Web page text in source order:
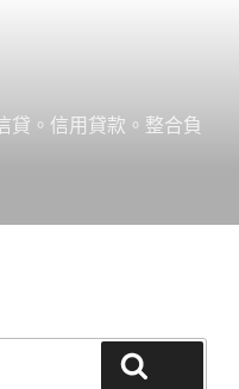
貸。信用貸款。整合負